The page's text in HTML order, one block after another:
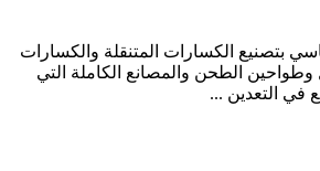
بتصنيع الكسارات المتنقلة والكسارات
وطواحين الطحن والمصانع الكاملة التي
في التعدين ...